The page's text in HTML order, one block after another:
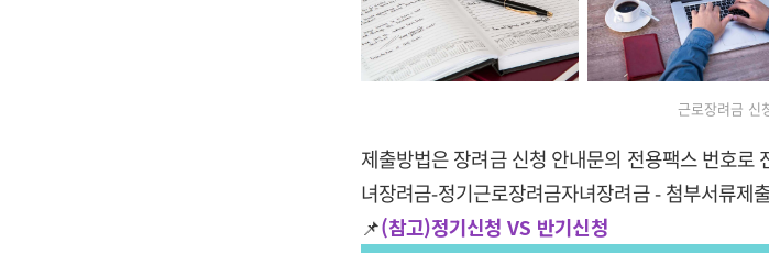
근로장려금 신
제출방법은 장려금 신청 안내문의 전용팩스 번호
녀장려금-정기근로장려금자녀장려금 - 첨부서류제
📌(참고)정기신청 VS 반기신청